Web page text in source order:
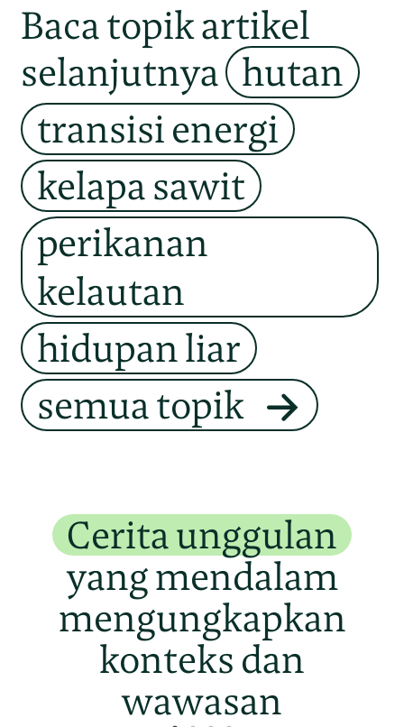
Baca topik artikel
selanjutnya hutan
transisi energi
kelapa sawit
perikanan
kelautan
hidupan liar
semua topik
Cerita unggulan
yang mendalam
mengungkapkan
konteks dan
wawasan